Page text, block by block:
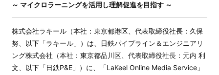
～ マイクロラーニングを活用し理解促進を目指す ～
株式会社ラキール（本社：東京都港区、代表取締役社長：久保
努、以下「ラキール」）は、日鉄パイプライン＆エンジニアリ
ング株式会社（本社：東京都品川区、代表取締役社長：元内 利
文、以下「日鉄P&E」）に、「LaKeel Online Media Service」